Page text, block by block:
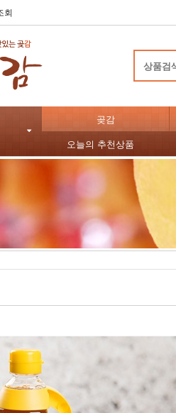
회
곶감
오늘의 추천상품